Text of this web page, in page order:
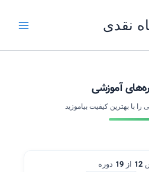
نقدی
آموزشی
با بهترین کیفیت بیاموزید
12 از 19 دوره